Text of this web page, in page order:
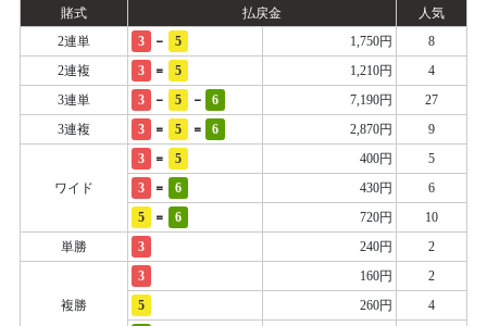
賭式 払戻金
人気
2連単
3 - 5 1,750円
8
2連複
3 = 5 1,210円
4
3連単
3 - 5 - 6 7,190円
27
3連複
3 = 5 = 6 2,870円 9
ワイド
3 = 5 400円
5
3
= 6 430円
6
5
= 6 720円
10
単勝
3 240円 2
複勝
3 160円
2
5
260円
4